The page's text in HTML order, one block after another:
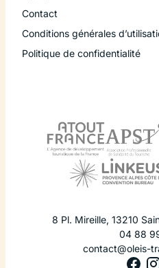
Contact
Conditions générales
Politique de confidentialité
8 Pl. Mireille, 13210
04 88
contact@oleis-